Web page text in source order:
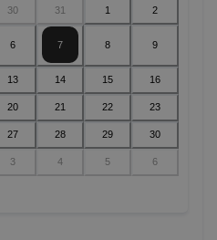
30 31 1 2
6 7 8 9
13 14 15 16
20 21 22 23
27 28 29 30
3 4 5 6